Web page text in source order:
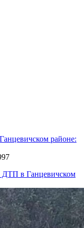
районе:
ДТП в Ганцевичском